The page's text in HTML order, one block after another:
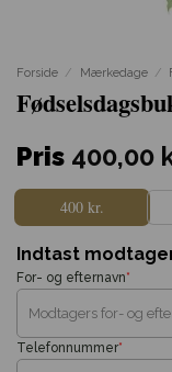
Forside / Mærkedage /
Pris 400,00
400 kr.
Indtast
*
For- og efternavn
*
Telefonnummer